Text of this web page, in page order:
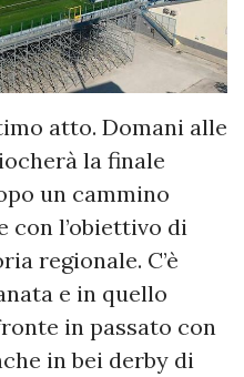
atto. Domani alle
la finale
un cammino
con l’obiettivo di
regionale. C’è
e in quello
in passato con
in bei derby di